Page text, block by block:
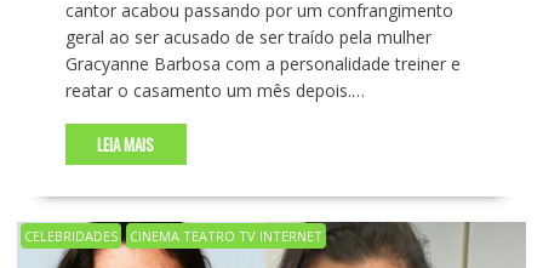
cantor acabou passando por um confrangimento
geral ao ser acusado de ser traído pela mulher
Gracyanne Barbosa com a personalidade treiner e
reatar o casamento um mês depois.…
LEIA MAIS
CELEBRIDADES CINEMA TEATRO TV INTERNET